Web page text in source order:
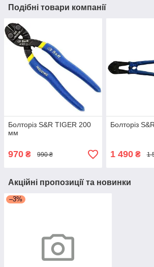
Подібні товари компанії
Болторіз S&R TIGER 200
мм
970 ₴ 990 ₴
Болторіз
1 490₴ 1
Акційні пропозиції та новинки
–3%